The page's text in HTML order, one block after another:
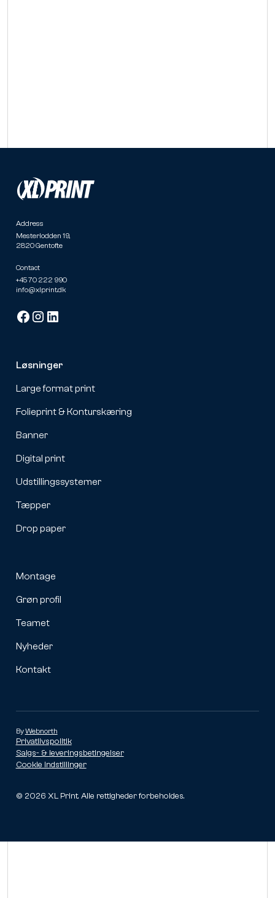
Address
Mesterlodden 19,
2820 Gentofte
Contact
+45 70 222 990
info@xlprint.dk
Løsninger
Large format print
Folieprint & Konturskæring
Banner
Digital print
Udstillingssystemer
Tæpper
Drop paper
Montage
Grøn profil
Teamet
Nyheder
Kontakt
© 2026 XL Print. Alle rettigheder forbeholdes.
ByWebnorth
Privatlivspolitik
Salgs- & leveringsbetingelser
Cookie indstillinger